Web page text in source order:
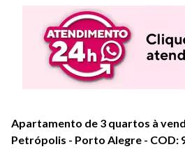
Apartamento de 3 quartos à
Petrópolis - Porto Alegre - COD: